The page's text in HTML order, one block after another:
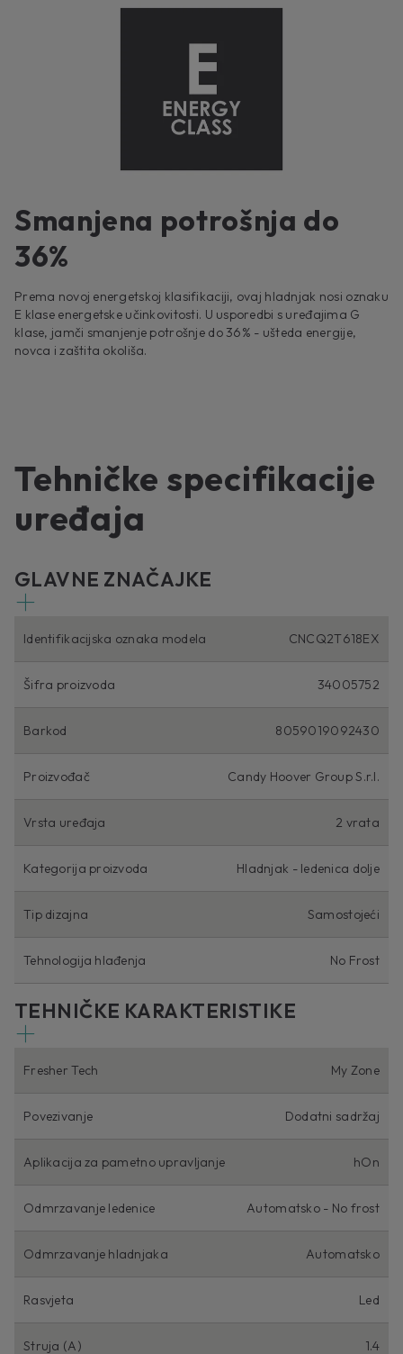
Smanjena potrošnja do
36%
Prema novoj energetskoj klasifikaciji, ovaj hladnjak nosi oznaku
E klase energetske učinkovitosti. U usporedbi s uređajima G
klase, jamči smanjenje potrošnje do 36% - ušteda energije,
novca i zaštita okoliša.
Tehničke specifikacije
uređaja
GLAVNE ZNAČAJKE
Identifikacijska oznaka modela CNCQ2T618EX
Šifra proizvoda 34005752
Barkod 8059019092430
Proizvođač Candy Hoover Group S.r.l.
Vrsta uređaja 2 vrata
Kategorija proizvoda Hladnjak - ledenica dolje
Tip dizajna Samostojeći
Tehnologija hlađenja No Frost
TEHNIČKE KARAKTERISTIKE
Fresher Tech My Zone
Povezivanje Dodatni sadržaj
Aplikacija za pametno upravljanje hOn
Odmrzavanje ledenice Automatsko - No frost
Odmrzavanje hladnjaka Automatsko
Rasvjeta Led
Struja (A) 1.4